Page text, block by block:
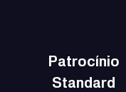
Patrocínio
Standard